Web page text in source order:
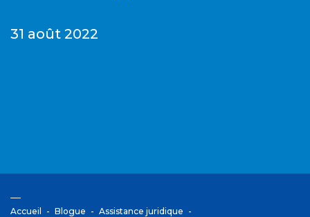
31 août 2022
Accueil Blogue
Assistance juridique